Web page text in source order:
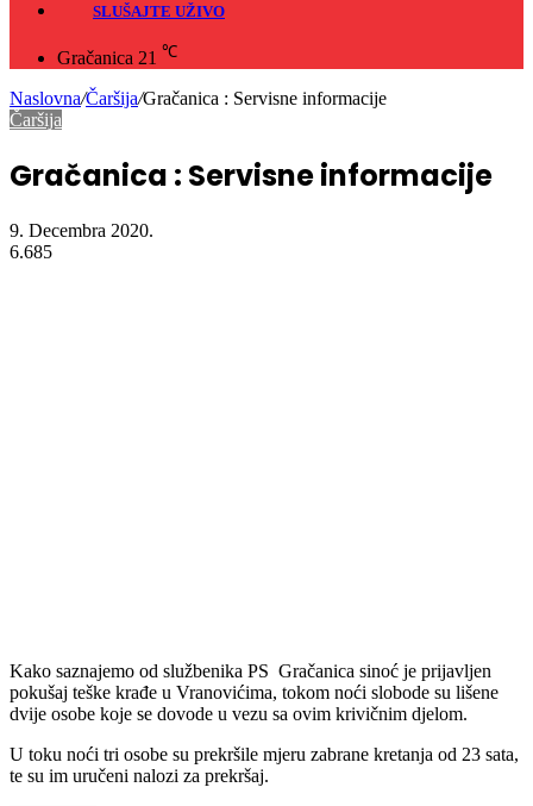
SLUŠAJTE UŽIVO
Gračanica 21 ℃
Naslovna/Čaršija/Gračanica : Servisne informacije
Čaršija
Gračanica : Servisne informacije
9. Decembra 2020.
6.685
Kako saznajemo od službenika PS Gračanica sinoć je prijavljen
pokušaj teške krađe u Vranovićima, tokom noći slobode su lišene
dvije osobe koje se dovode u vezu sa ovim krivičnim djelom.
U toku noći tri osobe su prekršile mjeru zabrane kretanja od 23 sata,
te su im uručeni nalozi za prekršaj.